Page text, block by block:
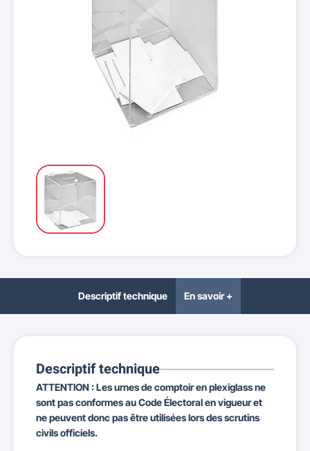
Descriptif technique En savoir +
Descriptif technique
ATTENTION : Les urnes de comptoir en plexiglass ne
sont pas conformes au Code Électoral en vigueur et
ne peuvent donc pas être utilisées lors des scrutins
civils officiels.